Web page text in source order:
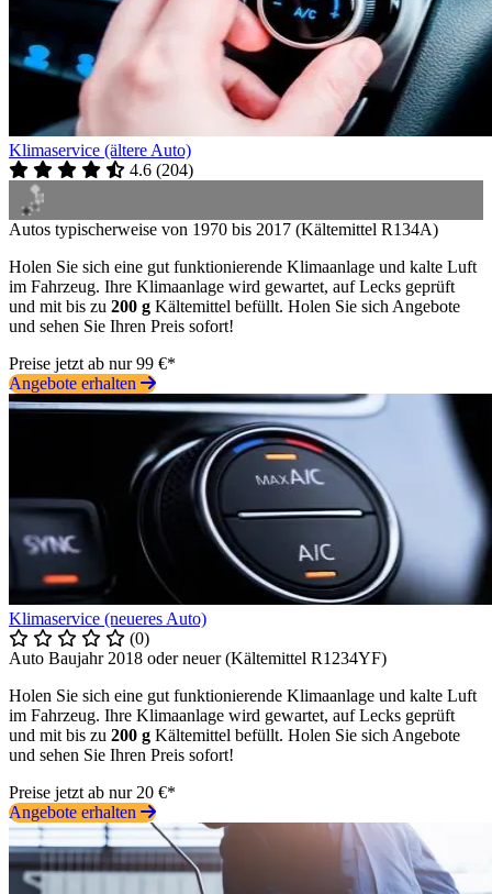
Klimaservice (ältere Auto)
4.6 (204)
Autos typischerweise von 1970 bis 2017 (Kältemittel R134A)
Holen Sie sich eine gut funktionierende Klimaanlage und kalte Luft
im Fahrzeug. Ihre Klimaanlage wird gewartet, auf Lecks geprüft
und mit bis zu 200 g Kältemittel befüllt. Holen Sie sich Angebote
und sehen Sie Ihren Preis sofort!
Preise jetzt ab nur 99 €*
Angebote erhalten
Klimaservice (neueres Auto)
(0)
Auto Baujahr 2018 oder neuer (Kältemittel R1234YF)
Holen Sie sich eine gut funktionierende Klimaanlage und kalte Luft
im Fahrzeug. Ihre Klimaanlage wird gewartet, auf Lecks geprüft
und mit bis zu 200 g Kältemittel befüllt. Holen Sie sich Angebote
und sehen Sie Ihren Preis sofort!
Preise jetzt ab nur 20 €*
Angebote erhalten